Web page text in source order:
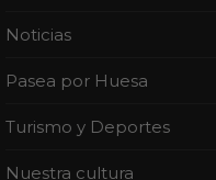
Noticias
Pasea por Huesa
Turismo y Deportes
Nuestra cultura